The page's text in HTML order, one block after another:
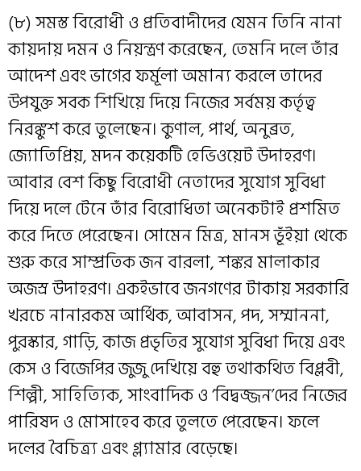
(৮) সমস্ত বিরোধী ও প্রতিবাদীদের যেমন তিনি নানা
কায়দায় দমন ও নিয়ন্ত্রণ করেছেন, তেমনি দলে তাঁর
আদেশ এবং ভাগের ফর্মূলা অমান্য করলে তাদের
উপযুক্ত সবক শিখিয়ে দিয়ে নিজের সর্বময় কর্তৃত্ব
নিরঙ্কুশ করে তুলেছেন। কুণাল, পার্থ, অনুব্রত,
জ্যোতিপ্রিয়, মদন কয়েকটি হেভিওয়েট উদাহরণ।
আবার বেশ কিছু বিরোধী নেতাদের সুযোগ সুবিধা
দিয়ে দলে টেনে তাঁর বিরোধিতা অনেকটাই প্রশমিত
করে দিতে পেরেছেন। সোমেন মিত্র, মানস ভূঁইয়া থেকে
শুরু করে সাম্প্রতিক জন বারলা, শঙ্কর মালাকার
অজস্র উদাহরণ। একইভাবে জনগণের টাকায় সরকারি
খরচে নানারকম আর্থিক, আবাসন, পদ, সম্মাননা,
পুরস্কার, গাড়ি, কাজ প্রভৃতির সুযোগ সুবিধা দিয়ে এবং
কেস ও বিজেপির জুজু দেখিয়ে বহু তথাকথিত বিপ্লবী,
শিল্পী, সাহিত্যিক, সাংবাদিক ও ‘বিদ্বজ্জন’দের নিজের
পারিষদ ও মোসাহেব করে তুলতে পেরেছেন। ফলে
দলের বৈচিত্র্য এবং গ্ল্যামার বেড়েছে।